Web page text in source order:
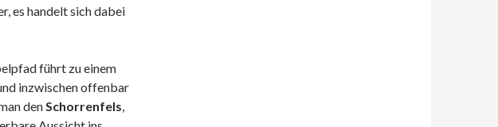
es handelt sich dabei
führt zu einem
inzwischen offenbar
denSchorrenfels,